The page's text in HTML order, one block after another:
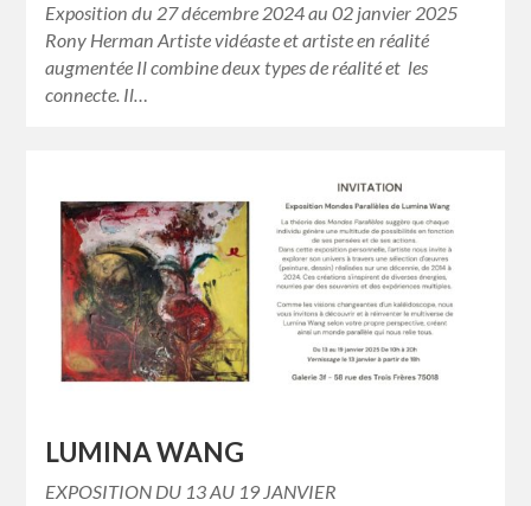
Exposition du 27 décembre 2024 au 02 janvier 2025
Rony Herman Artiste vidéaste et artiste en réalité
augmentée Il combine deux types de réalité et les
connecte. Il…
LUMINA WANG
EXPOSITION DU 13 AU 19 JANVIER